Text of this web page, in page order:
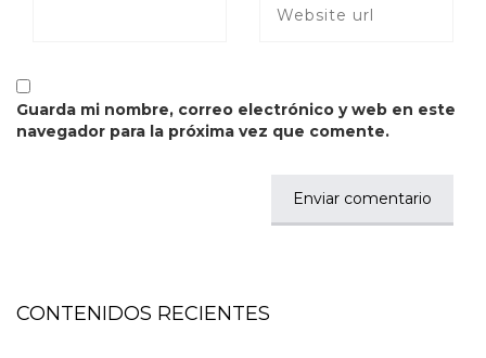
Guarda mi nombre, correo electrónico y web en este
navegador para la próxima vez que comente.
CONTENIDOS RECIENTES